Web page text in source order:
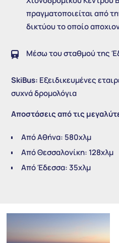
πραγματοποιείται από
δικτύου το οποίο
 Μέσω του σταθμού της
SkiBus: Εξειδικευμένες
συχνά δρομολόγια
Αποστάσεις από τις
Από Αθήνα: 580χλμ
Από Θεσσαλονίκη: 128χλμ
Από Έδεσσα: 35χλμ